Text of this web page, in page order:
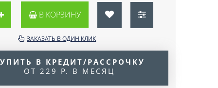
В КОРЗИНУ
ЗАКАЗАТЬ В ОДИН КЛИК
В КРЕДИТ/РАССРОЧКУ
ОТ 229 Р. В МЕСЯЦ